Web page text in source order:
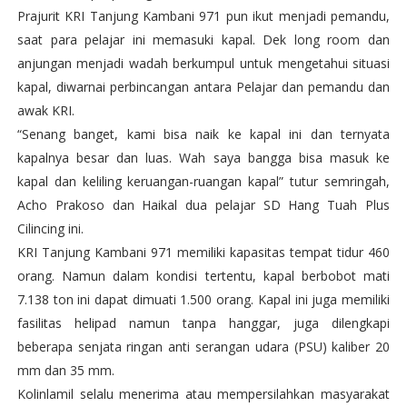
Prajurit KRI Tanjung Kambani 971 pun ikut menjadi pemandu,
saat para pelajar ini memasuki kapal. Dek long room dan
anjungan menjadi wadah berkumpul untuk mengetahui situasi
kapal, diwarnai perbincangan antara Pelajar dan pemandu dan
awak KRI.
“Senang banget, kami bisa naik ke kapal ini dan ternyata
kapalnya besar dan luas. Wah saya bangga bisa masuk ke
kapal dan keliling keruangan-ruangan kapal” tutur semringah,
Acho Prakoso dan Haikal dua pelajar SD Hang Tuah Plus
Cilincing ini.
KRI Tanjung Kambani 971 memiliki kapasitas tempat tidur 460
orang. Namun dalam kondisi tertentu, kapal berbobot mati
7.138 ton ini dapat dimuati 1.500 orang. Kapal ini juga memiliki
fasilitas helipad namun tanpa hanggar, juga dilengkapi
beberapa senjata ringan anti serangan udara (PSU) kaliber 20
mm dan 35 mm.
Kolinlamil selalu menerima atau mempersilahkan masyarakat